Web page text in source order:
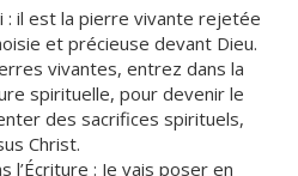
: il est la pierre vivante rejetée
et précieuse devant Dieu.
vivantes, entrez dans la
spirituelle, pour devenir le
des sacrifices spirituels,
Christ.
l’Écriture : Je vais poser en